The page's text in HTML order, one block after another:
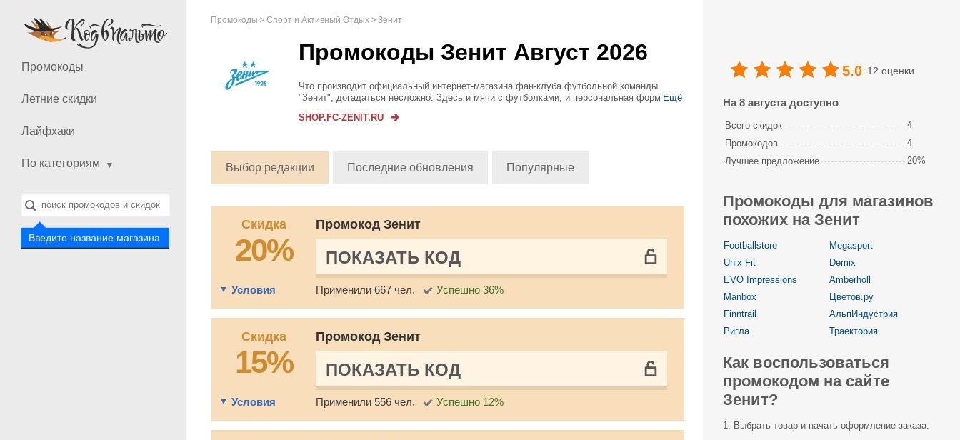
Промокоды
Летние скидки
Лайфхаки
По категориям
Введите название магазина
Промокоды Спорт и Активный Отдых Зенит
Промокоды Зенит Август 2026
Что производит официальный интернет-магазина фан-клуба футбольной команды
"Зенит", догадаться несложно. Здесь и мячи с футболками, и персональная форма
сувениры, п...
Ещё
SHOP.FC-ZENIT.RU
Выбор редакции Последние обновления Популярные
Скидка
20%
Промокод Зенит
ПОКАЗАТЬ КОД
Условия Применили 667 чел. Успешно 36%
Скидка
15%
Промокод Зенит
ПОКАЗАТЬ КОД
Условия Применили 556 чел. Успешно 12%
5.0 12 оценки
На 8 августа доступно
Всего скидок
4
Промокодов
4
Лучшее предложение
20%
Промокоды для магазинов
похожих на Зенит
Footballstore
Megasport
Unix Fit
Demix
EVO Impressions
Amberholl
Manbox
Цветов.ру
Finntrail
АльпИндустрия
Ригла
Траектория
Как воспользоваться
промокодом на сайте
Зенит?
1. Выбрать товар и начать оформление заказа.